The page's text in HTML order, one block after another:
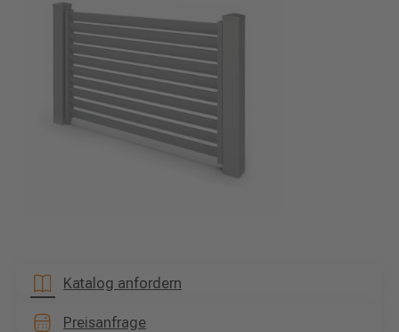
Katalog anfordern
Preisanfrage